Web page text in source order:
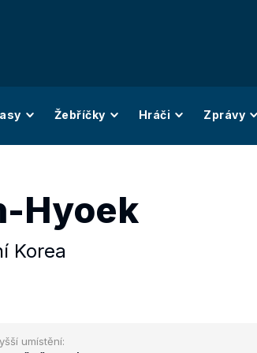
Žebříčky Hráči Zprávy
Hyoek
Korea
umístění: